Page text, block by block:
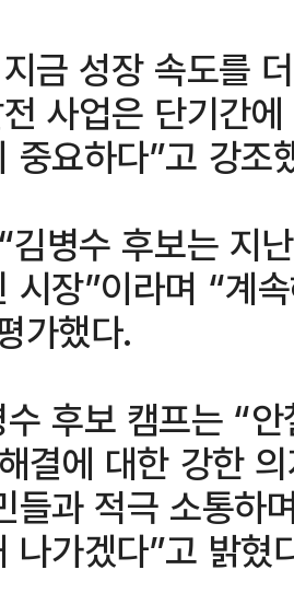
금 성장 속도를
사업은 단기간
중요하다”고 강조
김병수 후보는 지
시장”이라며 “계
가했다.
후보 캠프는 “
결에 대한 강한
들과 적극 소통하
나가겠다”고 밝혔